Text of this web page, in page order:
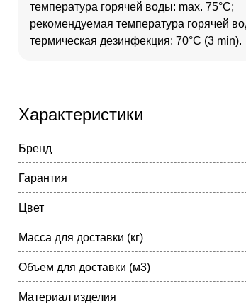
температура горячей воды: max. 75°C;
рекомендуемая температура горячей
термическая дезинфекция: 70°C (3 min).
Характеристики
Бренд
Гарантия
Цвет
Масса для доставки (кг)
Объем для доставки (м3)
Материал изделия